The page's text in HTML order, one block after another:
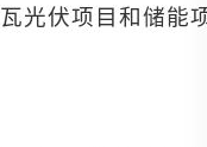
光伏项目和储能